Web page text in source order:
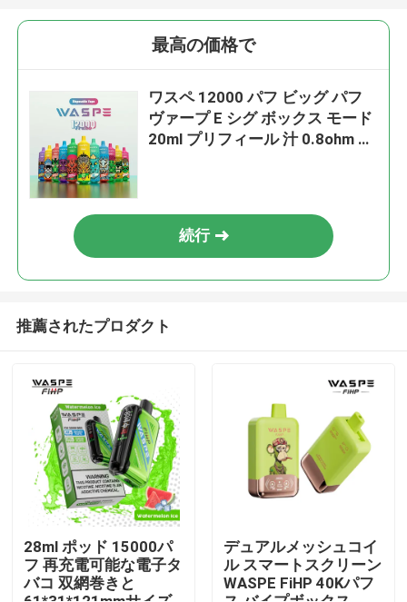
最高の価格で
ワスペ 12000 パフ ビッグ パフ
ヴァープ E シグ ボックス モード
20ml プリフィール 汁 0.8ohm コ
続行
推薦されたプロダクト
28ml ポッド 15000パ
フ 再充電可能な電子タ
バコ 双網巻きと
デュアルメッシュコイ
ル スマートスクリーン
WASPE FiHP 40Kパフ